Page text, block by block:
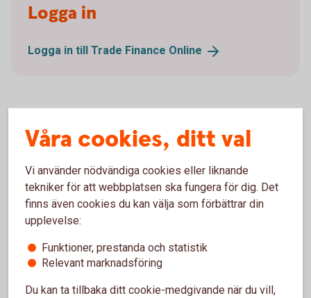
Logga in
Logga in till Trade Finance Online
Detta får ni med Trade Finance
Online
Ökad tillgänglighet
Snabb hantering
Kontroll på flöden
Papperslös korrespondens
Våra cookies, ditt val
Vi använder nödvändiga cookies eller liknande
tekniker för att webbplatsen ska fungera för dig. Det
finns även cookies du kan välja som förbättrar din
upplevelse:
Funktioner, prestanda och statistik
Relevant marknadsföring
Du kan ta tillbaka ditt cookie-medgivande när du vill,